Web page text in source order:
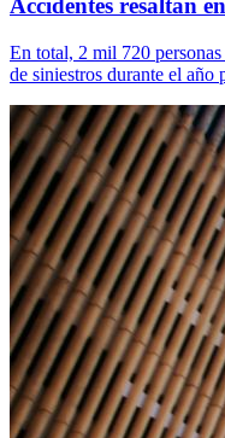
Accidentes resaltan
En total, 2 mil 720
de siniestros durante el año